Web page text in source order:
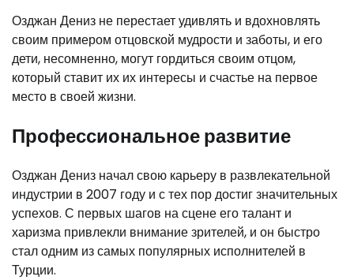
Озджан Дениз не перестает удивлять и вдохновлять
своим примером отцовской мудрости и заботы, и его
дети, несомненно, могут гордиться своим отцом,
который ставит их их интересы и счастье на первое
место в своей жизни.
Профессиональное развитие
Озджан Дениз начал свою карьеру в развлекательной
индустрии в 2007 году и с тех пор достиг значительных
успехов. С первых шагов на сцене его талант и
харизма привлекли внимание зрителей, и он быстро
стал одним из самых популярных исполнителей в
Турции.